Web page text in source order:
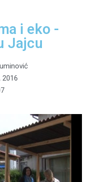
i eko -
Jajcu
2016